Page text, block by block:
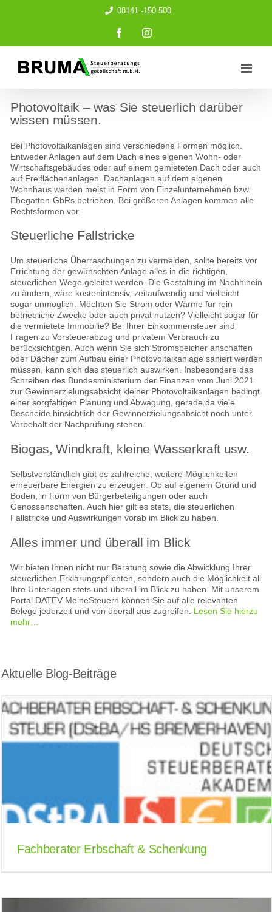
08141 -150 500
FacebookInstagram
Photovoltaik – was Sie steuerlich darüber
wissen müssen.
Bei Photovoltaikanlagen sind verschiedene Formen möglich.
Entweder Anlagen auf dem Dach eines eigenen Wohn- oder
Wirtschaftsgebäudes oder auf einem gemieteten Dach oder auch
auf Freiflächenanlagen. Dachanlagen auf dem eigenen
Wohnhaus werden meist in Form von Einzelunternehmen bzw.
Ehegatten-GbRs betrieben. Bei größeren Anlagen kommen alle
Rechtsformen vor.
Steuerliche Fallstricke
Um steuerliche Überraschungen zu vermeiden, sollte bereits vor
Errichtung der gewünschten Anlage alles in die richtigen,
steuerlichen Wege geleitet werden. Die Gestaltung im Nachhinein
zu ändern, wäre kostenintensiv, zeitaufwendig und vielleicht
sogar unmöglich. Möchten Sie Strom oder Wärme für rein
betriebliche Zwecke oder auch privat nutzen? Vielleicht sogar für
die vermietete Immobilie? Bei Ihrer Einkommensteuer sind
Fragen zu Vorsteuerabzug und privatem Verbrauch zu
berücksichtigen. Auch wenn Sie sich Stromspeicher anschaffen
oder Dächer zum Aufbau einer Photovoltaikanlage saniert werden
müssen, kann sich das steuerlich auswirken. Insbesondere das
Schreiben des Bundesministerium der Finanzen vom Juni 2021
zur Gewinnerzielungsabsicht kleiner Photovoltaikanlagen bedingt
einer sorgfältigen Planung und Abwägung, gerade da viele
Bescheide hinsichtlich der Gewinnerzielungsabsicht noch unter
Vorbehalt der Nachprüfung stehen.
Biogas, Windkraft, kleine Wasserkraft usw.
Selbstverständlich gibt es zahlreiche, weitere Möglichkeiten
erneuerbare Energien zu erzeugen. Ob auf eigenem Grund und
Boden, in Form von Bürgerbeteiligungen oder auch
Genossenschaften. Auch hier gilt es stets, die steuerlichen
Fallstricke und Auswirkungen vorab im Blick zu haben.
Alles immer und überall im Blick
Wir bieten Ihnen nicht nur Beratung sowie die Abwicklung Ihrer
steuerlichen Erklärungspflichten, sondern auch die Möglichkeit all
Ihre Unterlagen stets und überall im Blick zu haben. Mit unserem
Portal DATEV MeineSteuern können Sie auf alle relevanten
Belege jederzeit und von überall aus zugreifen. Lesen Sie hierzu
mehr…
Aktuelle Blog-Beiträge
Fachberater Erbschaft & Schenkung